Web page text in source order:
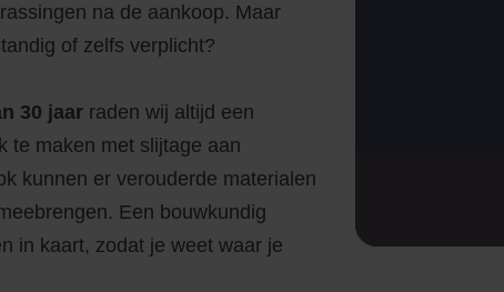
na de aankoop. Maar
of zelfs verplicht?
30 jaar raden wij altijd een
te maken met slijtage aan
kunnen er verouderde materialen
Een bouwkundig
in kaart, zodat je weet waar je